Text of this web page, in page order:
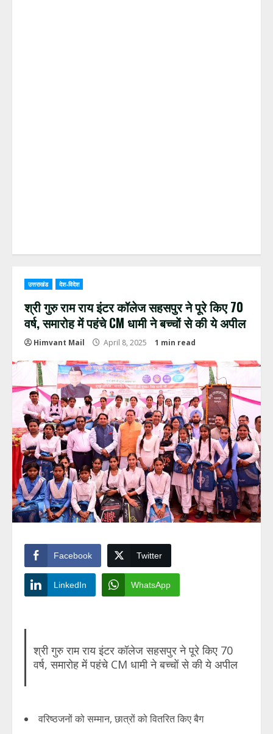
उत्तराखंड देश-विदेश
श्री गुरु राम राय इंटर कॉलेज सहसपुर ने पूरे किए 70
वर्ष, समारोह में पहंचे CM धामी ने बच्चों से की ये अपील
Himvant Mail April 8, 2025 1 min read
Facebook Twitter
LinkedIn WhatsApp
श्री गुरु राम राय इंटर कॉलेज सहसपुर ने पूरे किए 70
वर्ष, समारोह में पहंचे CM धामी ने बच्चों से की ये अपील
वरिष्ठजनों को सम्मान, छात्रों को वितरित किए बैग